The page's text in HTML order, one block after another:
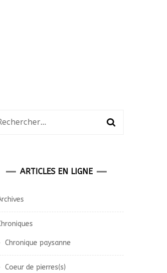
:
ARTICLES EN LIGNE
Chronique paysanne
Coeur de pierres(s)